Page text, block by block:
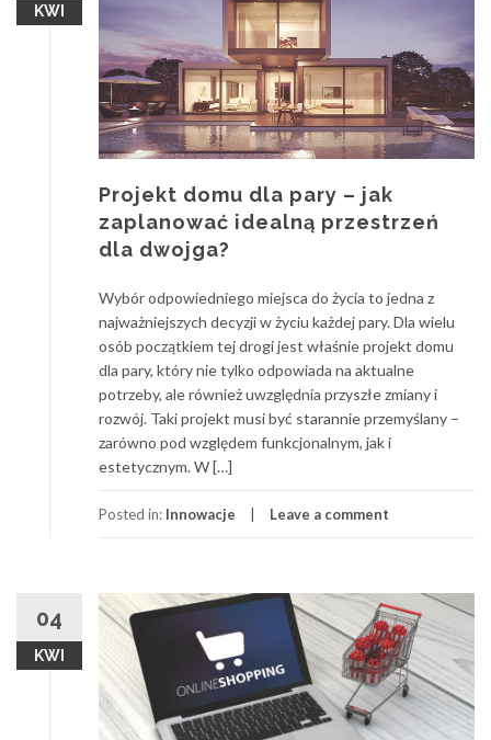
KWI
Projekt domu dla pary – jak
zaplanować idealną przestrzeń
dla dwojga?
Wybór odpowiedniego miejsca do życia to jedna z
najważniejszych decyzji w życiu każdej pary. Dla wielu
osób początkiem tej drogi jest właśnie projekt domu
dla pary, który nie tylko odpowiada na aktualne
potrzeby, ale również uwzględnia przyszłe zmiany i
rozwój. Taki projekt musi być starannie przemyślany –
zarówno pod względem funkcjonalnym, jak i
estetycznym. W […]
Posted in: Innowacje Leave a comment
04
KWI